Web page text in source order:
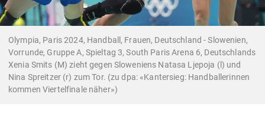
Olympia, Paris 2024, Handball, Frauen, Deutschland - Slowenien,
Vorrunde, Gruppe A, Spieltag 3, South Paris Arena 6, Deutschlands
Xenia Smits (M) zieht gegen Sloweniens Natasa Ljepoja (l) und
Nina Spreitzer (r) zum Tor. (zu dpa: «Kantersieg: Handballerinnen
kommen Viertelfinale näher»)